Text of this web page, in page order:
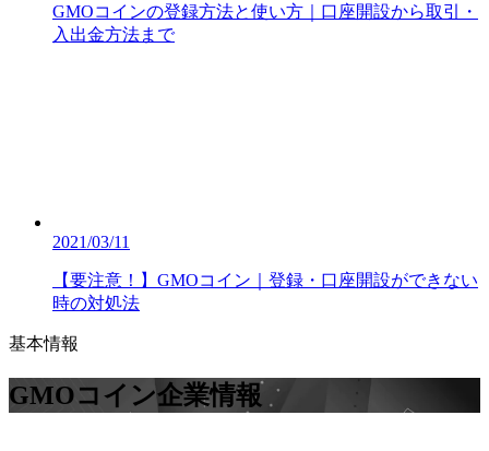
GMOコインの登録方法と使い方｜口座開設から取引・
入出金方法まで
2021/03/11
【要注意！】GMOコイン｜登録・口座開設ができない
時の対処法
基本情報
GMOコイン企業情報